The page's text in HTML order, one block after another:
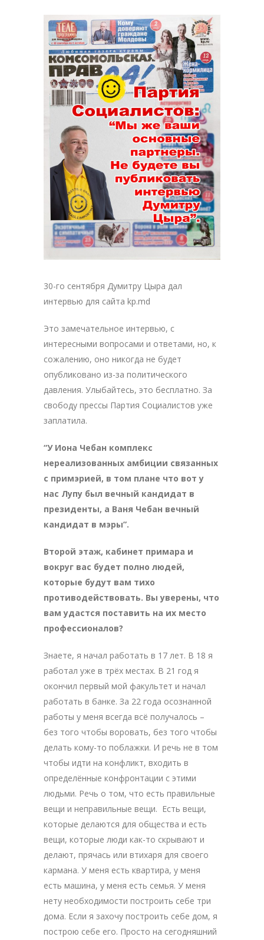
30-го сентября Думитру Цыра дал
интервью для сайта kp.md
Это замечательное интервью, с
интересными вопросами и ответами, но, к
сожалению, оно никогда не будет
опубликовано из-за политического
давления. Улыбайтесь, это бесплатно. За
свободу прессы Партия Социалистов уже
заплатила.
“У Иона Чебан комплекс
нереализованных амбиции связанных
с примэрией, в том плане что вот у
нас Лупу был вечный кандидат в
президенты, а Ваня Чебан вечный
кандидат в мэры”.
Второй этаж, кабинет примара и
вокруг вас будет полно людей,
которые будут вам тихо
противодействовать. Вы уверены, что
вам удастся поставить на их место
профессионалов?
Знаете, я начал работать в 17 лет. В 18 я
работал уже в трёх местах. В 21 год я
окончил первый мой факультет и начал
работать в банке. За 22 года осознанной
работы у меня всегда всё получалось –
без того чтобы воровать, без того чтобы
делать кому-то поблажки. И речь не в том
чтобы идти на конфликт, входить в
определённые конфронтации с этими
людьми. Речь о том, что есть правильные
вещи и неправильные вещи. Есть вещи,
которые делаются для общества и есть
вещи, которые люди как-то скрывают и
делают, прячась или втихаря для своего
кармана. У меня есть квартира, у меня
есть машина, у меня есть семья. У меня
нету необходимости построить себе три
дома. Если я захочу построить себе дом, я
построю себе его. Просто на сегодняшний